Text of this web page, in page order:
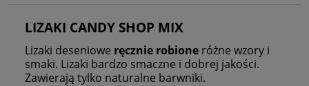
LIZAKI CANDY SHOP MIX
Lizaki deseniowe ręcznie robione różne wzory i
smaki. Lizaki bardzo smaczne i dobrej jakości.
Zawierają tylko naturalne barwniki.